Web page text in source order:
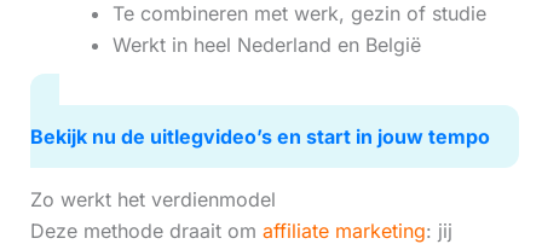
Te combineren met werk, gezin of studie
Werkt in heel Nederland en België
Bekijk nu de uitlegvideo’s en start in jouw tempo
Zo werkt het verdienmodel
Deze methode draait om affiliate marketing: jij